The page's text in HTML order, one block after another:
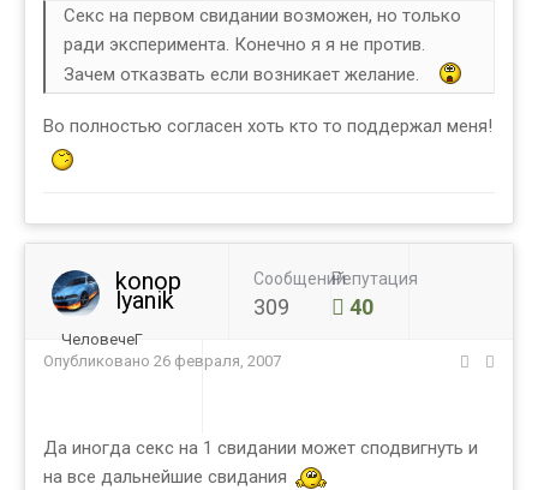
Секс на первом свидании возможен, но только
ради эксперимента. Конечно я я не против.
Зачем отказвать если возникает желание.
Во полностью согласен хоть кто то поддержал меня!
konop
lyanik
ЧеловечеГ
Сообщений
309
Репутация
40
Опубликовано 26 февраля, 2007
Да иногда секс на 1 свидании может сподвигнуть и
на все дальнейшие свидания